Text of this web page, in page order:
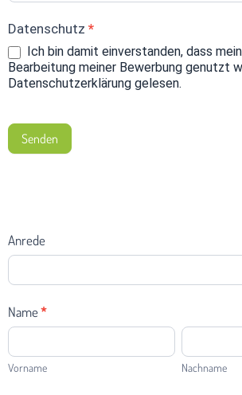
Datenschutz *
Ich bin damit einverstanden, dass
Bearbeitung meiner Bewerbung genutzt
Datenschutzerklärung gelesen.
Senden
Bewerbung
Techniker
SHK
Anrede
Name*
Vorname
Vorname
Nachname
Nachname